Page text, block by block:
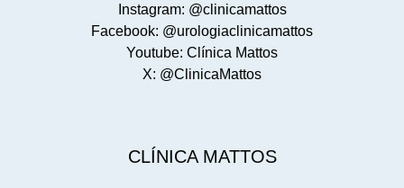
CLÍNICA MATTOS
Instagram: @clinicamattos
Facebook: @urologiaclinicamattos
Youtube: Clínica Mattos
X: @ClinicaMattos